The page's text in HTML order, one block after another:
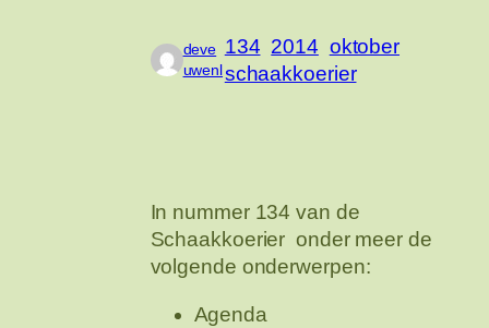
deve
uwenl
134 2014 oktober
schaakkoerier
In nummer 134 van de
Schaakkoerier onder meer de
volgende onderwerpen:
Agenda